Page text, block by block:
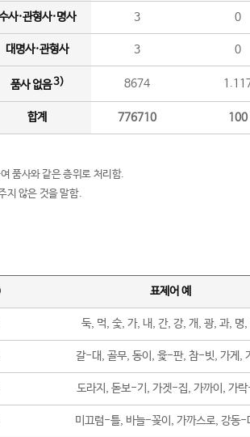
사·관형사·명사 3 0
대명사·관형사 3 0
품사 없음3) 8674
합계 776710 100
품사와 같은 층위로 처리함.
지 않은 것을 말함.
표제어 예
둑, 먹, 숯, 가, 내, 간, 강, 개, 광, 과, 명,
갈-대, 골무, 동이, 윷-판, 참-빗, 가게,
도라지, 돋보-기, 가겟-집, 가까이, 가
미끄럼-틀, 바늘-꽂이, 가까스로, 강동-